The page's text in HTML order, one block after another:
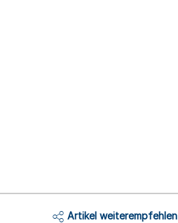
Artikel weiterempfehlen